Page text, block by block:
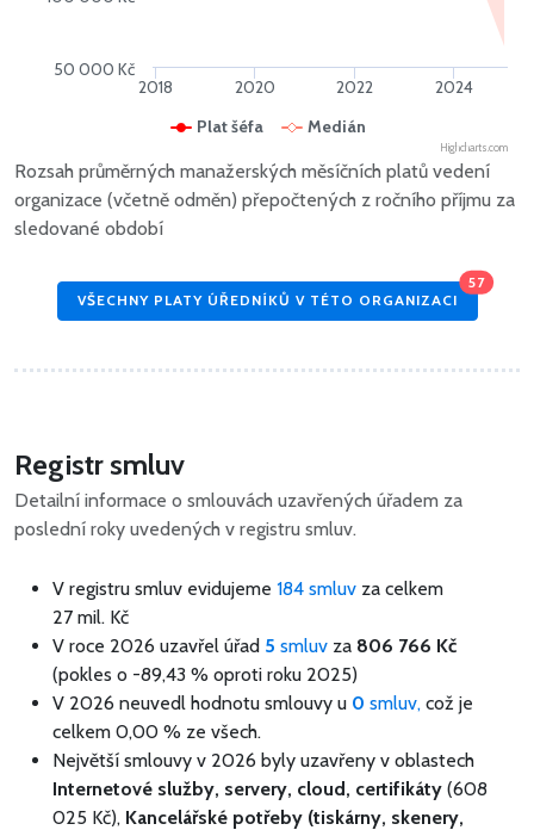
Plat šéfa Medián
2018 2020 2022 2024
50 000 Kč
Highcharts.com
Rozsah průměrných manažerských měsíčních platů vedení
organizace (včetně odměn) přepočtených z ročního příjmu za
sledované období
VŠECHNY PLATY ÚŘEDNÍKŮ V TÉTO ORGANIZACI
57
Registr smluv
Detailní informace o smlouvách uzavřených úřadem za
poslední roky uvedených v registru smluv.
V registru smluv evidujeme 184 smluv za celkem
27 mil. Kč
V roce 2026 uzavřel úřad 5 smluv za 806 766 Kč
(pokles o -89,43 % oproti roku 2025)
V 2026 neuvedl hodnotu smlouvy u 0 smluv, což je
celkem 0,00 % ze všech.
Největší smlouvy v 2026 byly uzavřeny v oblastech
Internetové služby, servery, cloud, certifikáty (608
025 Kč), Kancelářské potřeby (tiskárny, skenery,